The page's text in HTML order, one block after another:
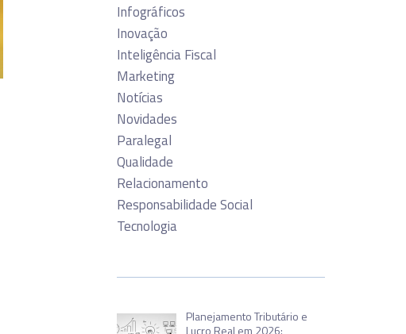
Infográficos
Inovação
Inteligência Fiscal
Marketing
Notícias
Novidades
Paralegal
Qualidade
Relacionamento
Responsabilidade Social
Tecnologia
Planejamento Tributário e
Lucro Real em 2026: